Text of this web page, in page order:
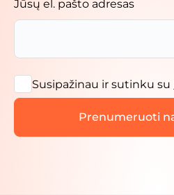
Jūsų el. pašto adresas
Susipažinau ir sutinku su